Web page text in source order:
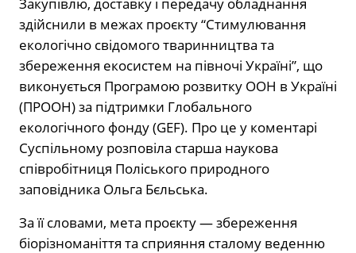
здійснили в межах проєкту “Стимулювання
екологічно свідомого тваринництва та
збереження екосистем на півночі Україні”, що
виконується Програмою розвитку ООН в Україні
(ПРООН) за підтримки Глобального
екологічного фонду (GEF). Про це у коментарі
Суспільному розповіла старша наукова
співробітниця Поліського природного
заповідника Ольга Бєльська.
За її словами, мета проєкту — збереження
біорізноманіття та сприяння сталому веденню